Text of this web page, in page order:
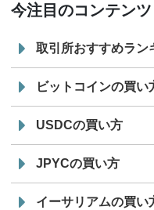
今注目のコンテンツ
取引所おすすめラン
ビットコインの買い
USDCの買い方
JPYCの買い方
イーサリアムの買い